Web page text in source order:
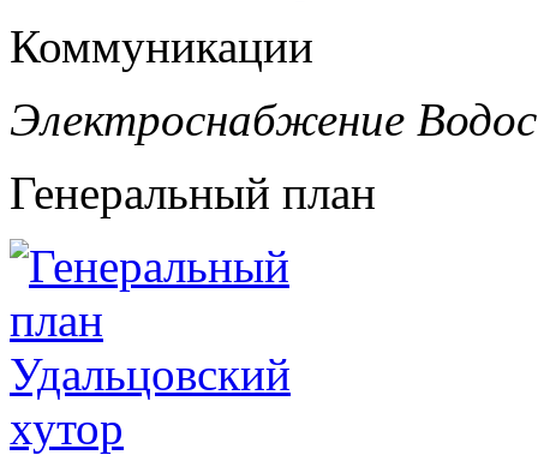
Коммуникации
Электроснабжение
Генеральный план